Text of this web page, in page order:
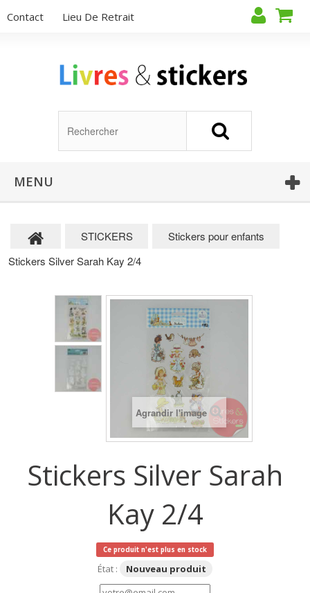
Contact Lieu De Retrait
MENU
STICKERS
Stickers pour enfants
Stickers Silver Sarah Kay 2/4
Agrandir l'image
Stickers Silver Sarah
Kay 2/4
Ce produit n'est plus en stock
État : Nouveau produit